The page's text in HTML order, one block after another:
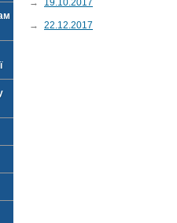
→ 19.10.2017
→ 22.12.2017